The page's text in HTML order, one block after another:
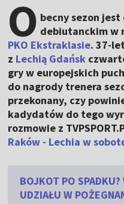
O becny sezon jest
debiutanckim w
PKO Ekstraklasie. 37-
z Lechią Gdańsk
gry w europejskich
do nagrody trenera
przekonany, czy
kadydatów do tego
rozmowie z
Raków - Lechia w
BOJKOT PO
UDZIAŁU W